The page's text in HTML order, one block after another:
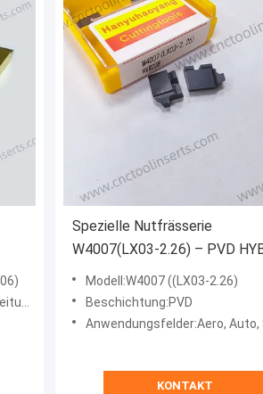
Spezielle Nutfrässerie
W4007(LX03-2.26) – PVD
beschichtet, für schwierige
Materialien (ausser
Hochtemperaturlegierungen)
Modell:W4007 ((LX03-2.26)
Beschichtung:PVD
Anwendungsfelder:Aero, Auto,
KONTAKT